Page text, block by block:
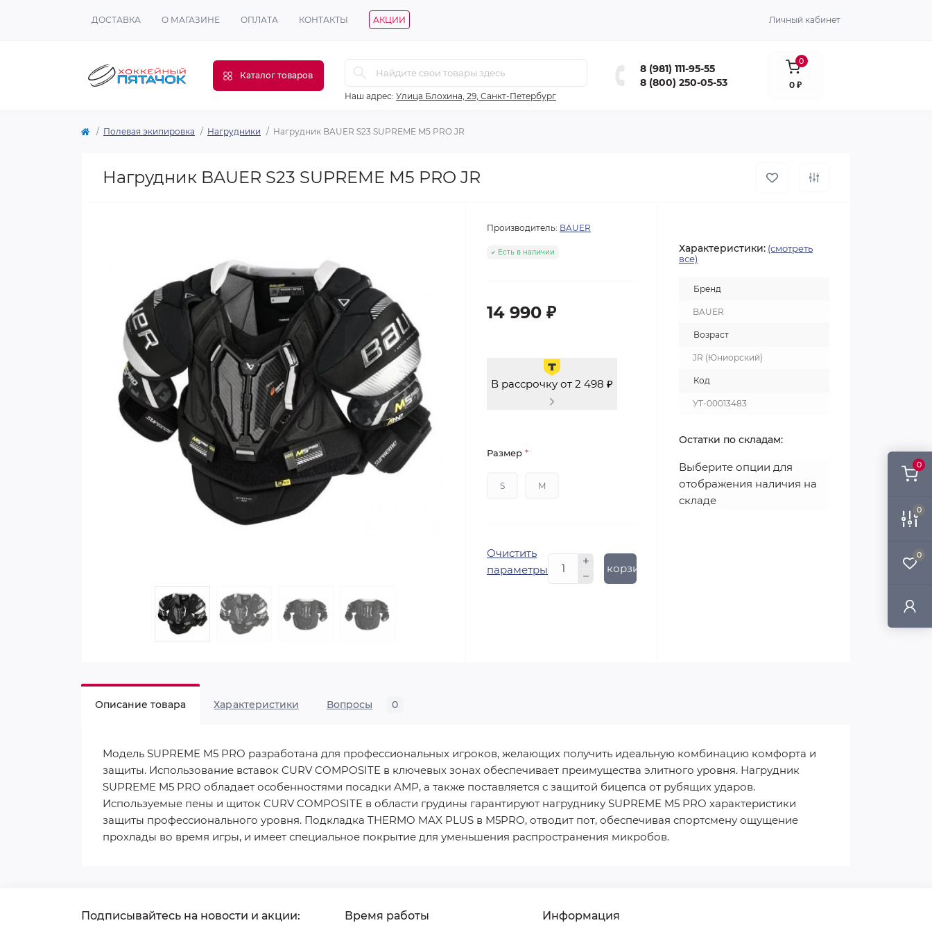
0
0
0
ДОСТАВКА О МАГАЗИНЕ ОПЛАТА КОНТАКТЫ АКЦИИ Личный кабинет
Каталог товаров
Наш адрес: Улица Блохина, 29, Санкт-Петербург
8 (981) 111-95-55
8 (800) 250-05-53
0
0 ₽
Полевая экипировка Нагрудники Нагрудник BAUER S23 SUPREME M5 PRO JR
Нагрудник BAUER S23 SUPREME M5 PRO JR
Производитель: BAUER
Есть в наличии
14 990 ₽
В рассрочку от 2 498 ₽
Размер *
S M
Очистить
параметры
В корзину
Характеристики: (смотреть
все)
Бренд
BAUER
Возраст
JR (Юниорский)
Код
УТ-00013483
Остатки по складам:
Выберите опции для
отображения наличия на
складе
Описание товара Характеристики Вопросы 0
Модель SUPREME M5 PRO разработана для профессиональных игроков, желающих получить идеальную комбинацию комфорта и
защиты. Использование вставок CURV COMPOSITE в ключевых зонах обеспечивает преимущества элитного уровня. Нагрудник
SUPREME M5 PRO обладает особенностями посадки AMP, а также поставляется с защитой бицепса от рубящих ударов.
Используемые пены и щиток CURV COMPOSITE в области грудины гарантируют нагруднику SUPREME M5 PRO характеристики
защиты профессионального уровня. Подкладка THERMO MAX PLUS в M5PRO, отводит пот, обеспечивая спортсмену ощущение
прохлады во время игры, и имеет специальное покрытие для уменьшения распространения микробов.
Подписывайтесь на новости и акции: Время работы Информация